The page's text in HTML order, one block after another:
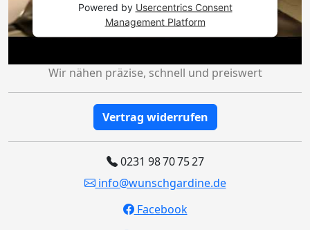
Powered by Usercentrics Consent
Management Platform
Wir nähen präzise, schnell und preiswert
Vertrag widerrufen
0231 98 70 75 27
info@wunschgardine.de
Facebook